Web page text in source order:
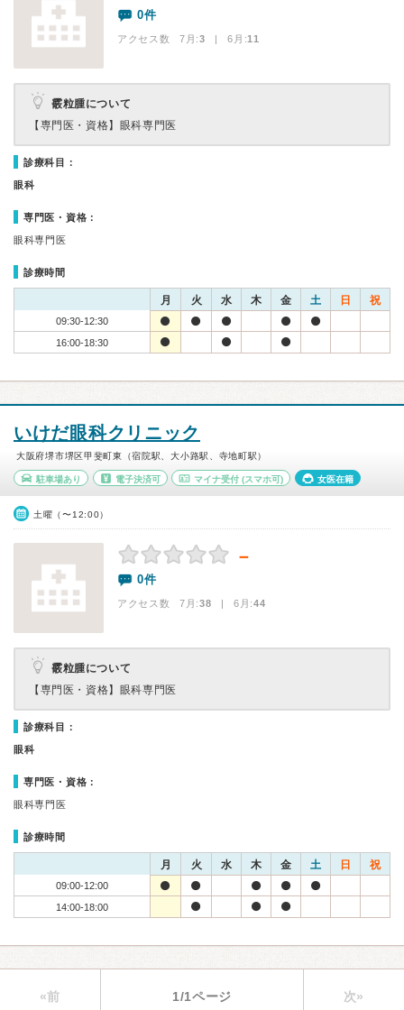
0件
アクセス数 7月:3 | 6月:11
霰粒腫について
【専門医・資格】 眼科専門医
診療科目：
眼科
専門医・資格：
眼科専門医
診療時間
月 火 水 木 金 土 日 祝
09:30-12:30
16:00-18:30
いけだ眼科クリニック
大阪府堺市堺区甲斐町東（宿院駅、大小路駅、寺地町駅）
駐車場あり 電子決済可 マイナ受付 (スマホ可) 女医在籍
土曜（〜12:00）
－
0件
アクセス数 7月:38 | 6月:44
霰粒腫について
【専門医・資格】 眼科専門医
診療科目：
眼科
専門医・資格：
眼科専門医
診療時間
月 火 水 木 金 土 日 祝
09:00-12:00
14:00-18:00
«前 1/1ページ 次»